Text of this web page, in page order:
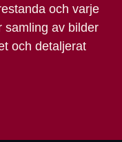
och varje
samling av bilder
och detaljerat